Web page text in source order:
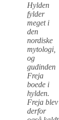
Hylden
fylder
meget i
den
nordiske
mytologi,
og
gudinden
Freja
boede i
hylden.
Freja blev
derfor